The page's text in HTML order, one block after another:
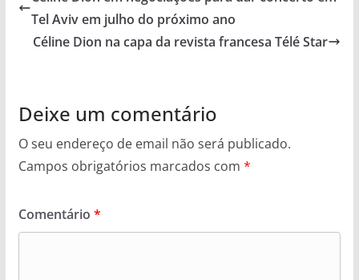
Tel Aviv em julho do próximo ano
Céline Dion na capa da revista francesa Télé Star
Deixe um comentário
O seu endereço de email não será publicado.
Campos obrigatórios marcados com *
Comentário *